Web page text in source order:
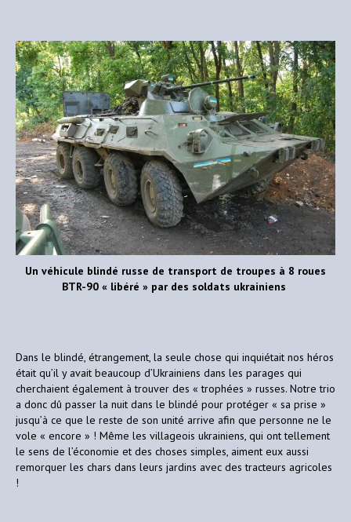
Un véhicule blindé russe de transport de troupes à 8 roues
BTR-90 « libéré » par des soldats ukrainiens
Dans le blindé, étrangement, la seule chose qui inquiétait nos héros
était qu’il y avait beaucoup d’Ukrainiens dans les parages qui
cherchaient également à trouver des « trophées » russes. Notre trio
a donc dû passer la nuit dans le blindé pour protéger « sa prise »
jusqu’à ce que le reste de son unité arrive afin que personne ne le
vole « encore » ! Même les villageois ukrainiens, qui ont tellement
le sens de l’économie et des choses simples, aiment eux aussi
remorquer les chars dans leurs jardins avec des tracteurs agricoles
!